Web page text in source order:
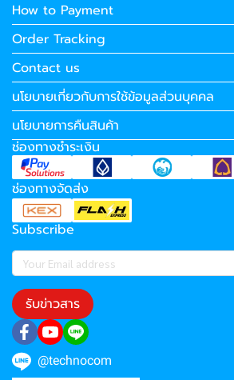
How to Payment
Order Tracking
Contact us
นโยบายเกี่ยวกับการใช้ข้อมูลส่วนบุคคล
นโยบายการคืนสินค้า
ช่องทางชำระเงิน
ช่องทางจัดส่ง
Subscribe
รับข่าวสาร
@technocom